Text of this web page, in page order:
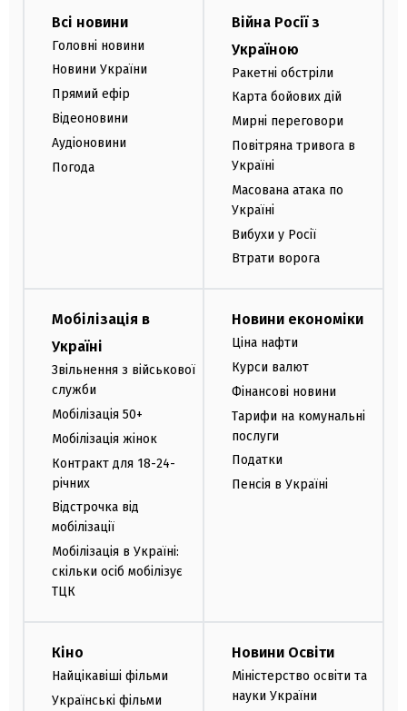
Всі новини
Головні новини
Новини України
Прямий ефір
Відеоновини
Аудіоновини
Погода
Війна Росії з
Україною
Ракетні обстріли
Карта бойових дій
Мирні переговори
Повітряна тривога в
Україні
Масована атака по
Україні
Вибухи у Росії
Втрати ворога
Мобілізація в
Україні
Звільнення з військової
служби
Мобілізація 50+
Мобілізація жінок
Контракт для 18-24-
річних
Відстрочка від
мобілізації
Мобілізація в Україні:
скільки осіб мобілізує
ТЦК
Новини економіки
Ціна нафти
Курси валют
Фінансові новини
Тарифи на комунальні
послуги
Податки
Пенсія в Україні
Кіно
Найцікавіші фільми
Українські фільми
Новини Освіти
Міністерство освіти та
науки України